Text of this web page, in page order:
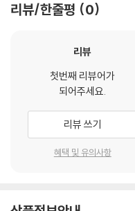
리뷰/한줄평 0
리뷰
첫번째 리뷰어가
되어주세요.
리뷰 쓰기
혜택 및 유의사항